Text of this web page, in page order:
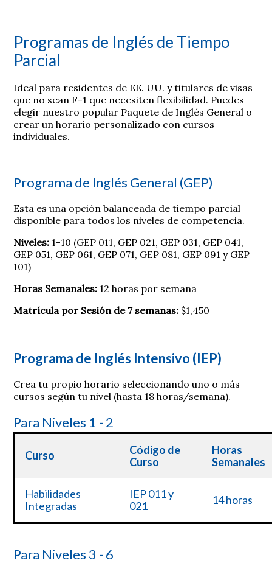
Programas de Inglés de Tiempo
Parcial
Ideal para residentes de EE. UU. y titulares de visas
que no sean F-1 que necesiten flexibilidad. Puedes
elegir nuestro popular Paquete de Inglés General o
crear un horario personalizado con cursos
individuales.
Programa de Inglés General (GEP)
Esta es una opción balanceada de tiempo parcial
disponible para todos los niveles de competencia.
Niveles: 1-10 (GEP 011, GEP 021, GEP 031, GEP 041,
GEP 051, GEP 061, GEP 071, GEP 081, GEP 091 y GEP
101)
Horas Semanales: 12 horas por semana
Matrícula por Sesión de 7 semanas: $1,450
Programa de Inglés Intensivo (IEP)
Crea tu propio horario seleccionando uno o más
cursos según tu nivel (hasta 18 horas/semana).
Para Niveles 1 - 2
Curso
Código de
Curso
Horas
Semanales
Habilidades
Integradas
IEP 011 y
021
14 horas
Para Niveles 3 - 6